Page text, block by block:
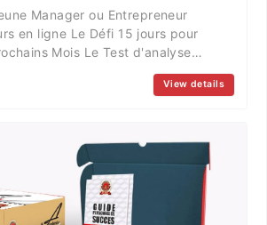
Manager ou Entrepreneur
en ligne Le Défi 15 jours pour
Mois Le Test d'analyse
DISC+ Débriefing Le Livre Osez
vivre le rêve 3 Sessions deView details